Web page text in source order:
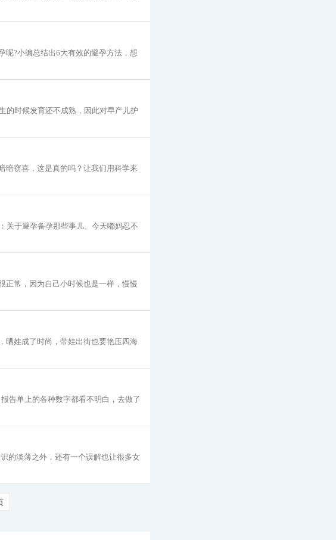
呢?小编总结出6大有效的避孕方法，想
的时候发育还不成熟，因此对早产儿护
暗窃喜，这是真的吗？让我们用科学来
关于避孕备孕那些事儿。今天嘟妈忍不
正常，因为自己小时候也是一样，慢慢
晒娃成了时尚，带娃出街也要艳压四海
告单上的各种数字都看不明白，去做了
的淡薄之外，还有一个误解也让很多女